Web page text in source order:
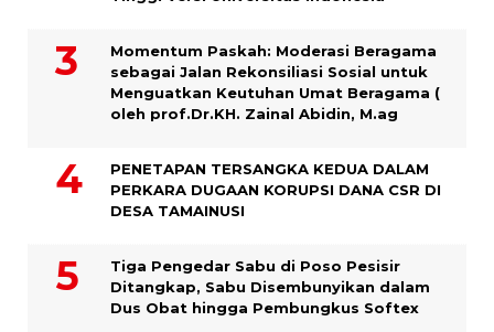
Momentum Paskah: Moderasi Beragama
sebagai Jalan Rekonsiliasi Sosial untuk
Menguatkan Keutuhan Umat Beragama (
oleh prof.Dr.KH. Zainal Abidin, M.ag
PENETAPAN TERSANGKA KEDUA DALAM
PERKARA DUGAAN KORUPSI DANA CSR DI
DESA TAMAINUSI
Tiga Pengedar Sabu di Poso Pesisir
Ditangkap, Sabu Disembunyikan dalam
Dus Obat hingga Pembungkus Softex